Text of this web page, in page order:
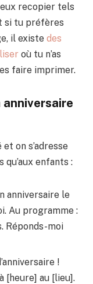
recopier tels
si tu préfères
il existe des
où tu n’as
faire imprimer.
anniversaire
on s’adresse
enfants :
anniversaire le
Au programme :
Réponds-moi
!
[heure] au [lieu].